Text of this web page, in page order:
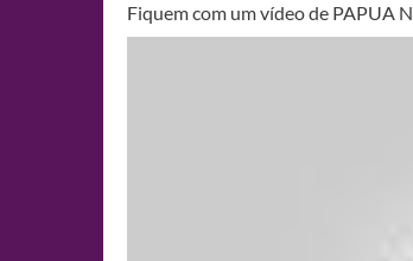
Fiquem com um vídeo de PAPUA